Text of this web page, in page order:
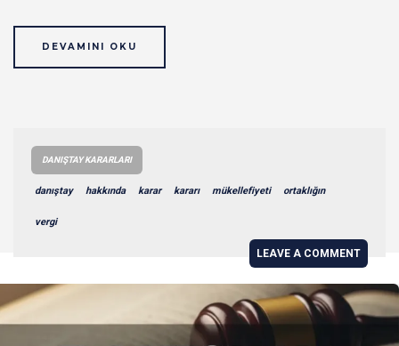
DEVAMINI OKU
DANIŞTAY KARARLARI
danıştay hakkında karar kararı mükellefiyeti ortaklığın
vergi
LEAVE A COMMENT